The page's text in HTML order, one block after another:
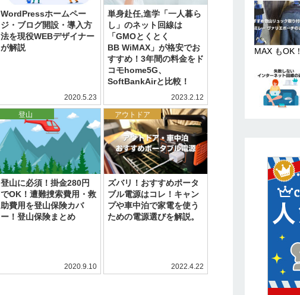
WordPressホームペー
ジ・ブログ開設・導入方
法を現役WEBデザイナー
が解説
2020.5.23
単身赴任,進学「一人暮ら
し」のネット回線は
「GMOとくとく
BB WiMAX」が格安でお
すすめ！3年間の料金をド
コモhome5G、
SoftBankAirと比較！
2023.2.12
登山に必須！掛金280円
でOK！遭難捜索費用・救
助費用を登山保険カバ
ー！登山保険まとめ
2020.9.10
登山
ズバリ！おすすめポータ
ブル電源はコレ！キャン
プや車中泊で家電を使う
ための電源選びを解説。
2022.4.22
アウトドア
MAX もOK！